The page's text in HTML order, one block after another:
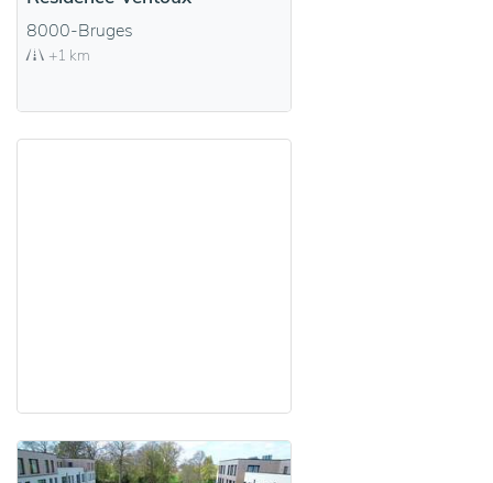
8000-Bruges
+1 km